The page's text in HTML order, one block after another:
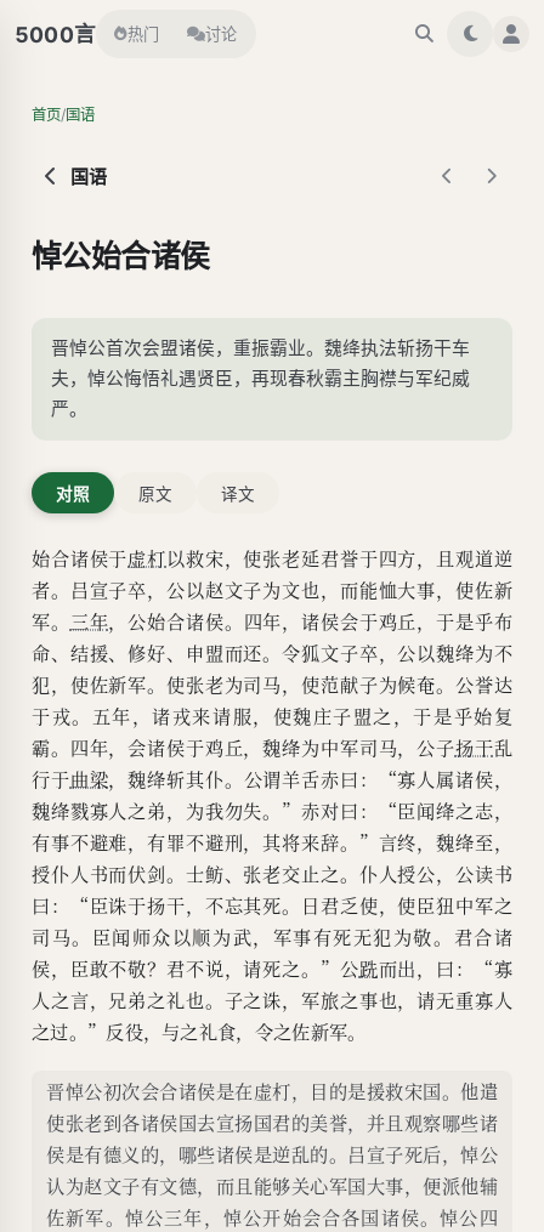
5000言 热门 讨论
首页/国语
国语
悼公始合诸侯
晋悼公首次会盟诸侯，重振霸业。魏绛执法斩扬干车
夫，悼公悔悟礼遇贤臣，再现春秋霸主胸襟与军纪威
严。
对照 原文 译文
始合诸侯于虚朾以救宋，使张老延君誉于四方，且观道逆
者。吕宣子卒，公以赵文子为文也，而能恤大事，使佐新
军。 三年，公始合诸侯。四年，诸侯会于鸡丘，于是乎布
命、结援、修好、申盟而还。令狐文子卒，公以魏绛为不
犯，使佐新军。使张老为司马，使范献子为候奄。公誉达
于戎。五年，诸戎来请服，使魏庄子盟之，于是乎始复
霸。四年，会诸侯于鸡丘，魏绛为中军司马，公子扬干乱
行于曲梁，魏绛斩其仆。公谓羊舌赤曰：“寡人属诸侯，
魏绛戮寡人之弟，为我勿失。”赤对曰：“臣闻绛之志，
有事不避难，有罪不避刑，其将来辞。”言终，魏绛至，
授仆人书而伏剑。士鲂、张老交止之。仆人授公，公读书
曰：“臣诛于扬干，不忘其死。日君乏使，使臣狃中军之
司马。臣闻师众以顺为武，军事有死无犯为敬。君合诸
侯，臣敢不敬？君不说，请死之。”公跣而出，曰：“寡
人之言，兄弟之礼也。子之诛，军旅之事也，请无重寡人
之过。”反役，与之礼食，令之佐新军。
晋悼公初次会合诸侯是在虚朾，目的是援救宋国。他遣
使张老到各诸侯国去宣扬国君的美誉，并且观察哪些诸
侯是有德义的，哪些诸侯是逆乱的。吕宣子死后，悼公
认为赵文子有文德，而且能够关心军国大事，便派他辅
佐新军。悼公三年，悼公开始会合各国诸侯。悼公四